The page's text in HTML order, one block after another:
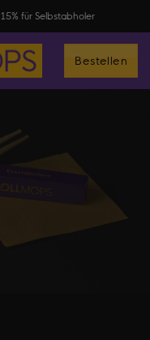
15% für Selbstabholer
Bestellen